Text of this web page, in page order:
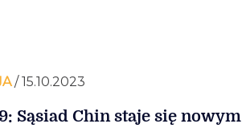
/ 15.10.2023
Sąsiad Chin staje się nowym